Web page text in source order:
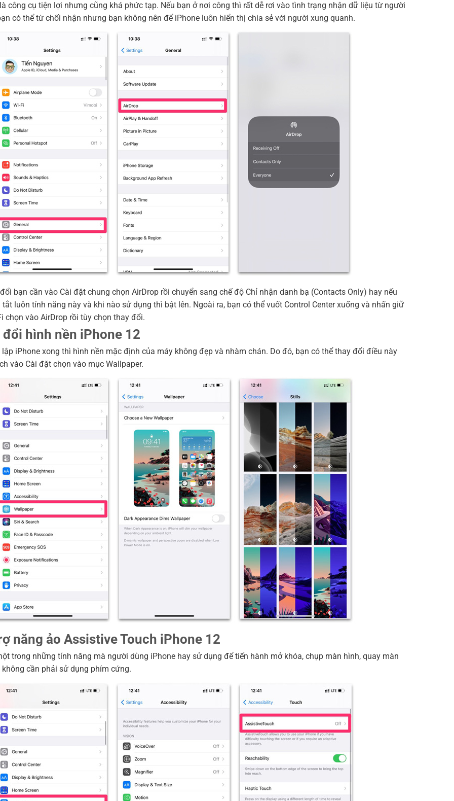
công cụ tiện lợi nhưng cũng khá phức tạp. Nếu bạn ở nơi công thì rất dễ rơi vào tình trạng nhận dữ liệu từ người
có thể từ chối nhận nhưng bạn không nên để iPhone luôn hiển thị chia sẻ với người xung quanh.
bạn cần vào Cài đặt chung chọn AirDrop rồi chuyển sang chế độ Chỉ nhận danh bạ (Contacts Only) hay nếu
luôn tính năng này và khi nào sử dụng thì bật lên. Ngoài ra, bạn có thể vuốt Control Center xuống và nhấn giữ
chọn vào AirDrop rồi tùy chọn thay đổi.
đổi hình nền iPhone 12
iPhone xong thì hình nền mặc định của máy không đẹp và nhàm chán. Do đó, bạn có thể thay đổi điều này
vào Cài đặt chọn vào mục Wallpaper.
năng ảo Assistive Touch iPhone 12
trong những tính năng mà người dùng iPhone hay sử dụng để tiến hành mở khóa, chụp màn hình, quay màn
cần phải sử dụng phím cứng.